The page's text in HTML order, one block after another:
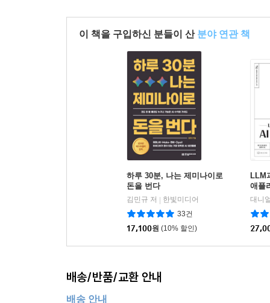
이 책을 구입하신 분들이 산 분야 연관 책
하루 30분, 나는 제미나이로
돈을 번다
김민규 저
한빛미디어
33건
17,100원 (10% 할인)
LLM
애플
배송/반품/교환 안내
배송 안내